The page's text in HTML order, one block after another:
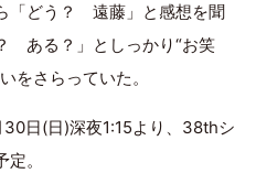
「どう？ 遠藤」と感想を聞
ある？」としっかり“お笑
をさらっていた。
日(日)深夜1:15より、38thシ
。